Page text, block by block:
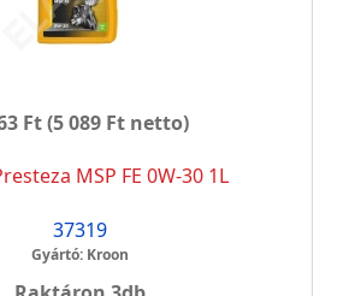
Ft(5 089 Ft netto)
MSP FE 0W-30 1L
37319
Gyártó: Kroon